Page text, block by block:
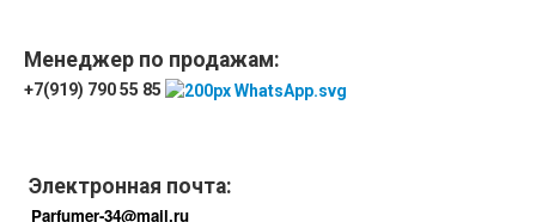
Менеджер по продажам:
+7(919) 790 55 85
Электронная почта:
Parfumer-34@mail.ru
Парфюмерия
Новинки
Отзывы
Доставка